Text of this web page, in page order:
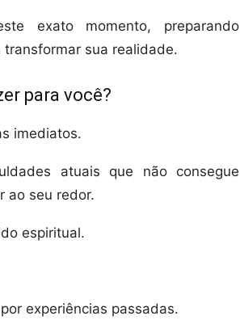
exato momento, preparando
sua realidade.
para você?
imediatos.
atuais que não consegue
ao seu redor.
espiritual.
experiências passadas.